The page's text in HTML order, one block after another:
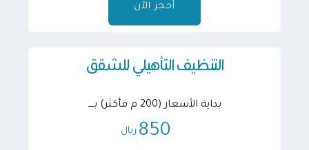
أحجز الآن
التنظيف التأهيلي للشقق
بداية الأسعار (200 م فأكثر) بــــ
850 ريال